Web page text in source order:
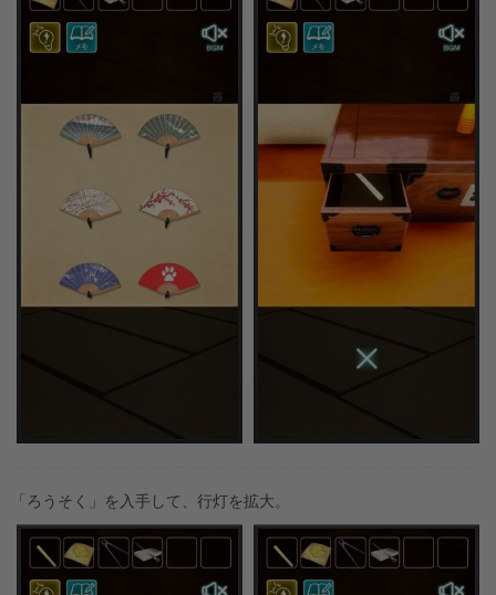
「ろうそく」を入手して、行灯を拡大。